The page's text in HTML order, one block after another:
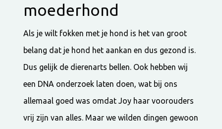
moederhond
Als je wilt fokken met je hond is het van groot
belang dat je hond het aankan en dus gezond is.
Dus gelijk de dierenarts bellen. Ook hebben wij
een DNA onderzoek laten doen, wat bij ons
allemaal goed was omdat Joy haar voorouders
vrij zijn van alles. Maar we wilden dingen gewoon